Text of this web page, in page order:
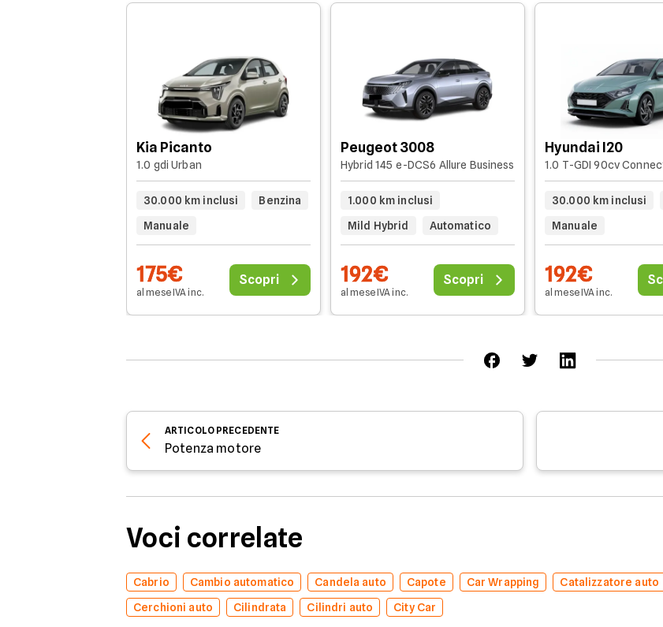
Kia Picanto
1.0 gdi Urban
30.000 km inclusi
Benzina
Manuale
175€
al mese IVA inc.
Scopri
Peugeot 3008
Hybrid 145 e-DCS6 Allure Business
1.000 km inclusi
Mild Hybrid
Automatico
192€
al mese IVA inc.
Scopri
Hyundai I20
1.0 T-GDI 90cv
30.000 km inclusi
Manuale
192€
al mese IVA inc.
ARTICOLO PRECEDENTE
Potenza motore
Voci correlate
Cabrio Cambio automatico Candela auto Capote Car Wrapping Catalizzatore auto
Cerchioni auto
Cilindrata Cilindri auto City Car